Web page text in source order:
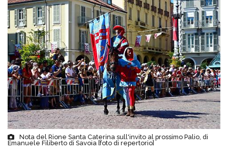
Nota del Rione Santa Caterina sull'invito al prossimo Palio, di
Emanuele Filiberto di Savoia [foto di repertorio]